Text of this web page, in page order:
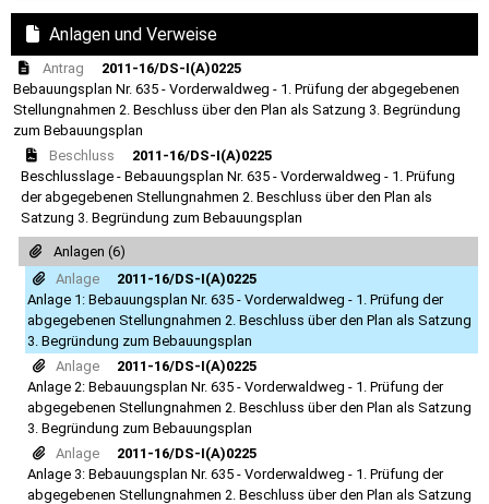
Anlagen und Verweise
Antrag
2011-16/DS-I(A)0225
Bebauungsplan Nr. 635 - Vorderwaldweg - 1. Prüfung der abgegebenen
Stellungnahmen 2. Beschluss über den Plan als Satzung 3. Begründung
zum Bebauungsplan
Beschluss
2011-16/DS-I(A)0225
Beschlusslage - Bebauungsplan Nr. 635 - Vorderwaldweg - 1. Prüfung
der abgegebenen Stellungnahmen 2. Beschluss über den Plan als
Satzung 3. Begründung zum Bebauungsplan
Anlagen (6)
Anlage
2011-16/DS-I(A)0225
Anlage 1: Bebauungsplan Nr. 635 - Vorderwaldweg - 1. Prüfung der
abgegebenen Stellungnahmen 2. Beschluss über den Plan als Satzung
3. Begründung zum Bebauungsplan
Anlage
2011-16/DS-I(A)0225
Anlage 2: Bebauungsplan Nr. 635 - Vorderwaldweg - 1. Prüfung der
abgegebenen Stellungnahmen 2. Beschluss über den Plan als Satzung
3. Begründung zum Bebauungsplan
Anlage
2011-16/DS-I(A)0225
Anlage 3: Bebauungsplan Nr. 635 - Vorderwaldweg - 1. Prüfung der
abgegebenen Stellungnahmen 2. Beschluss über den Plan als Satzung